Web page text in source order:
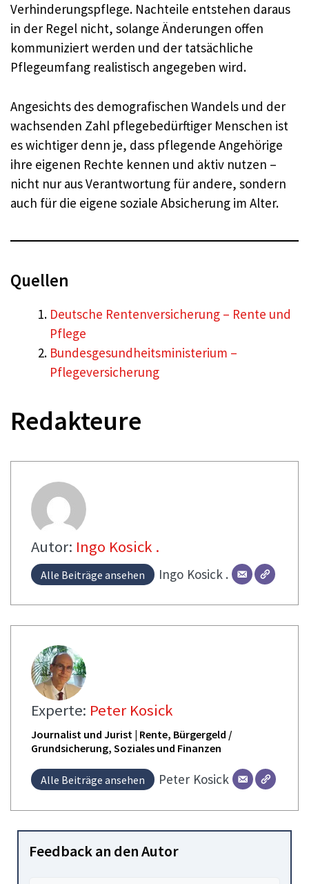
Verhinderungspflege. Nachteile entstehen daraus
in der Regel nicht, solange Änderungen offen
kommuniziert werden und der tatsächliche
Pflegeumfang realistisch angegeben wird.
Angesichts des demografischen Wandels und der
wachsenden Zahl pflegebedürftiger Menschen ist
es wichtiger denn je, dass pflegende Angehörige
ihre eigenen Rechte kennen und aktiv nutzen –
nicht nur aus Verantwortung für andere, sondern
auch für die eigene soziale Absicherung im Alter.
Quellen
Deutsche Rentenversicherung – Rente und
Pflege
Bundesgesundheitsministerium –
Pflegeversicherung
Redakteure
Autor: Ingo Kosick .
Alle Beiträge ansehen Ingo Kosick .
Experte: Peter Kosick
Journalist und Jurist | Rente, Bürgergeld /
Grundsicherung, Soziales und Finanzen
Alle Beiträge ansehen Peter Kosick
Feedback an den Autor